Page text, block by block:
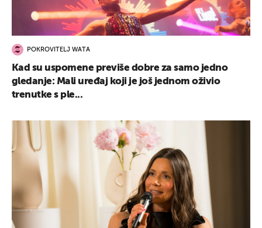
POKROVITELJ WATA
Kad su uspomene previše dobre za samo jedno
gledanje: Mali uređaj koji je još jednom oživio
trenutke s ple...